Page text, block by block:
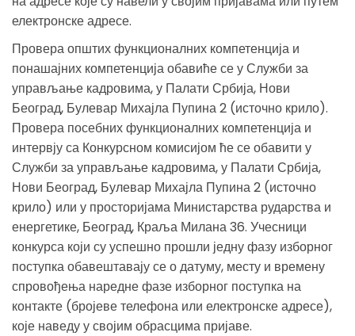
електронске адресе.
Провера општих функционалних компетенција и
понашајних компетенција обавиће се у Служби за
управљање кадровима, у Палати Србија, Нови
Београд, Булевар Михајла Пупина 2 (источно крило).
Провера посебних функционалних компетенција и
интервју са Конкурсном комисијом ће се обавити у
Служби за управљање кадровима, у Палати Србија,
Нови Београд, Булевар Михајла Пупина 2 (источно
крило) или у просторијама Министарства рударства и
енергетике, Београд, Краља Милана 36. Учесници
конкурса који су успешно прошли једну фазу изборног
поступка обавештавају се о датуму, месту и времену
спровођења наредне фазе изборног поступка на
контакте (бројеве телефона или електронске адресе),
које наведу у својим обрасцима пријаве.